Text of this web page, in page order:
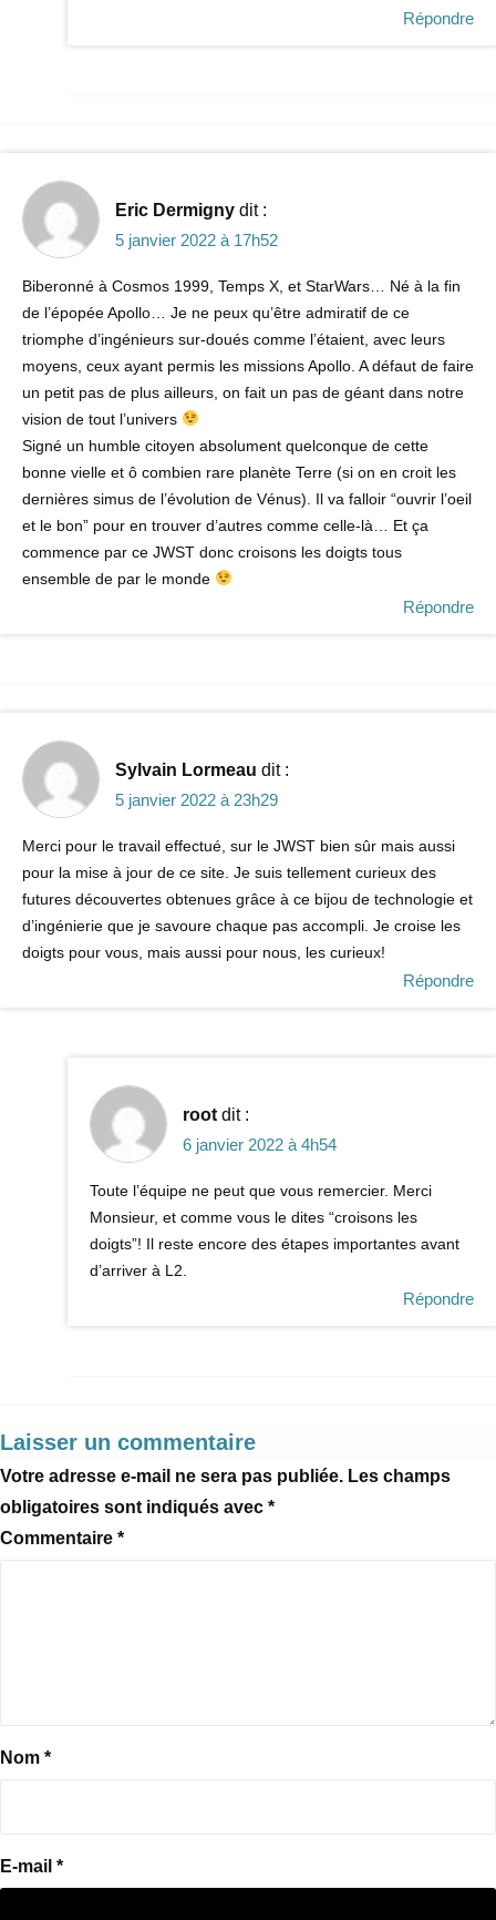
Répondre
Eric Dermigny dit :
5 janvier 2022 à 17h52
Biberonné à Cosmos 1999, Temps X, et StarWars… Né à la fin
de l’épopée Apollo… Je ne peux qu’être admiratif de ce
triomphe d’ingénieurs sur-doués comme l’étaient, avec leurs
moyens, ceux ayant permis les missions Apollo. A défaut de faire
un petit pas de plus ailleurs, on fait un pas de géant dans notre
vision de tout l’univers
Signé un humble citoyen absolument quelconque de cette
bonne vielle et ô combien rare planète Terre (si on en croit les
dernières simus de l’évolution de Vénus). Il va falloir “ouvrir l’oeil
et le bon” pour en trouver d’autres comme celle-là… Et ça
commence par ce JWST donc croisons les doigts tous
ensemble de par le monde
Répondre
Sylvain Lormeau dit :
5 janvier 2022 à 23h29
Merci pour le travail effectué, sur le JWST bien sûr mais aussi
pour la mise à jour de ce site. Je suis tellement curieux des
futures découvertes obtenues grâce à ce bijou de technologie et
d’ingénierie que je savoure chaque pas accompli. Je croise les
doigts pour vous, mais aussi pour nous, les curieux!
Répondre
root dit :
6 janvier 2022 à 4h54
Toute l’équipe ne peut que vous remercier. Merci
Monsieur, et comme vous le dites “croisons les
doigts”! Il reste encore des étapes importantes avant
d’arriver à L2.
Répondre
Laisser un commentaire
Votre adresse e-mail ne sera pas publiée. Les champs
obligatoires sont indiqués avec *
Commentaire *
Nom *
E-mail *